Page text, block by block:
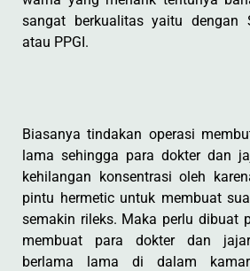
sangat berkualitas yaitu dengan
atau PPGI.
Biasanya tindakan operasi
lama sehingga para dokter dan
kehilangan konsentrasi oleh
pintu hermetic untuk membuat
semakin rileks. Maka perlu dibuat
membuat para dokter dan
berlama lama di dalam